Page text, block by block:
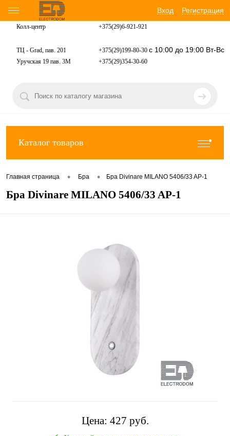
Вход Регистрация
Колл-центр +375(29)6-921-921
ТЦ - Grad, пав. 201 +375(29)199-80-30 с 10:00 до 19:00 Вт-Вс
Уручская 19 пав. 3М +375(29)354-30-60
Каталог товаров
Главная страница • Бра • Бра Divinare MILANO 5406/33 AP-1
Бра Divinare MILANO 5406/33 AP-1
Цена: 427 pуб.